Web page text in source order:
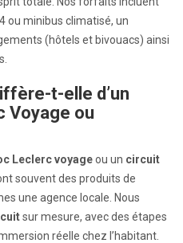
ou minibus climatisé, un
(hôtels et bivouacs) ainsi
t-elle d’un
Voyage ou
Leclerc voyageou un circuit
souvent des produits de
une agence locale. Nous
sur mesure, avec des étapes
réelle chez l’habitant.